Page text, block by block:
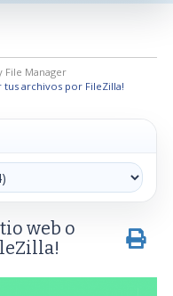
File Manager
archivos por FileZilla!
web o